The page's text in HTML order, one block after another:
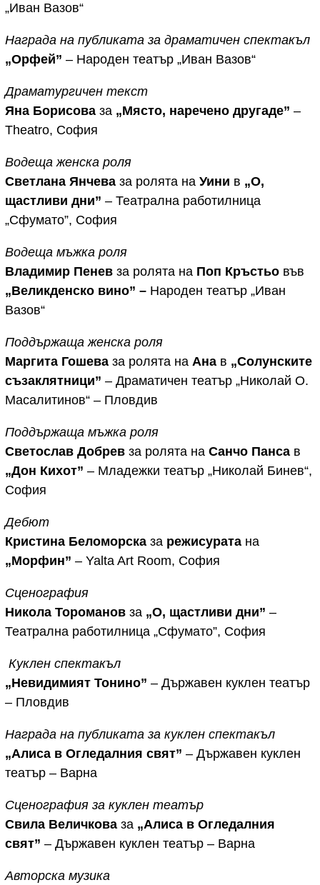
„Иван Вазов“
Награда на публиката за драматичен спектакъл
„Орфей” – Народен театър „Иван Вазов“
Драматургичен текст
Яна Борисова за „Място, наречено другаде” –
Theatro, София
Водеща женска роля
Светлана Янчева за ролята на Уини в „О,
щастливи дни” – Театрална работилница
„Сфумато”, София
Водеща мъжка роля
Владимир Пенев за ролята на Поп Кръстьо във
„Великденско вино” – Народен театър „Иван
Вазов“
Поддържаща женска роля
Маргита Гошева за ролята на Ана в „Солунските
съзаклятници” – Драматичен театър „Николай О.
Масалитинов“ – Пловдив
Поддържаща мъжка роля
Светослав Добрев за ролята на Санчо Панса в
„Дон Кихот” – Младежки театър „Николай Бинев“,
София
Дебют
Кристина Беломорска за режисурата на
„Морфин” – Yalta Art Room, София
Сценография
Никола Тороманов за „О, щастливи дни” –
Театрална работилница „Сфумато”, София
Куклен спектакъл
„Невидимият Тонино” – Държавен куклен театър
– Пловдив
Награда на публиката за куклен спектакъл
„Алиса в Огледалния свят” – Държавен куклен
театър – Варна
Сценография за куклен театър
Свила Величкова за „Алиса в Огледалния
свят” – Държавен куклен театър – Варна
Авторска музика